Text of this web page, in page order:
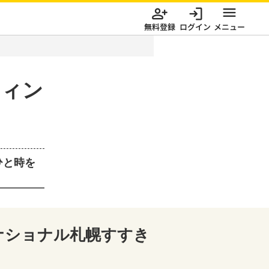
無料登録 ログイン メニュー
ン
時を
ョナル札幌すすき